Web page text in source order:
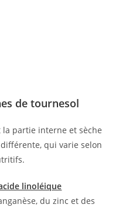
de tournesol
partie interne et sèche
qui varie selon
linoléique
du zinc et des